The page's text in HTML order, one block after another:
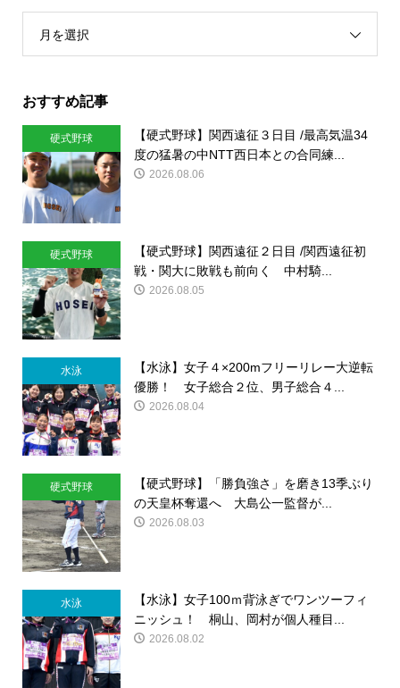
月を選択
おすすめ記事
硬式野球
【硬式野球】関西遠征３日目 /最高気温34
度の猛暑の中NTT西日本との合同練...
2026.08.06
硬式野球
【硬式野球】関西遠征２日目 /関西遠征初
戦・関大に敗戦も前向く 中村騎...
2026.08.05
水泳
【水泳】女子４×200mフリーリレー大逆転
優勝！ 女子総合２位、男子総合４...
2026.08.04
硬式野球
【硬式野球】「勝負強さ」を磨き13季ぶり
の天皇杯奪還へ 大島公一監督が...
2026.08.03
水泳
【水泳】女子100ｍ背泳ぎでワンツーフィ
ニッシュ！ 桐山、岡村が個人種目...
2026.08.02